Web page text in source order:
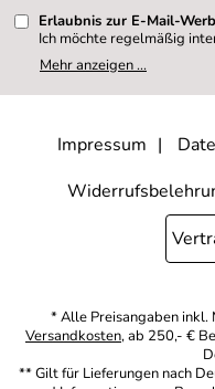
Erlaubnis zur E-Mail-
Ich möchte regelmäßig
Meine E-Mail-Adresse
weitergegeben. Zu
kann ich jederzeit mit
den Link "Abmelden" am
Datenschutzerklärung
Mehr anzeigen ...
Impressum
* Alle Preisangaben
Versandkosten, ab 250,- €
** Gilt für Lieferungen nach